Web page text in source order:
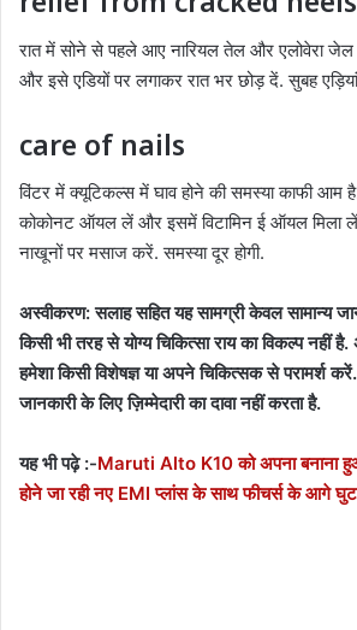
रात में सोने से पहले आए नारियल तेल और एलोवेरा जेल
और इसे एडि़यों पर लगाकर रात भर छोड़ दें. सुबह
care of nails
विंटर में क्यूटिकल्स में घाव होने की समस्‍या काफी
कोकोनट ऑयल लें और इसमें विटामिन ई ऑयल मिला
नाखूनों पर मसाज करें. समस्‍या दूर होगी.
अस्वीकरण: सलाह सहित यह सामग्री केवल सामान्य
किसी भी तरह से योग्य चिकित्सा राय का विकल्प नहीं
हमेशा किसी विशेषज्ञ या अपने चिकित्सक से
जानकारी के लिए ज़िम्मेदारी का दावा नहीं करता है.
यह भी पढ़े :-Maruti Alto K10 को अपना बनाना
होने जा रही नए EMI प्लांस के साथ फीचर्स के आगे